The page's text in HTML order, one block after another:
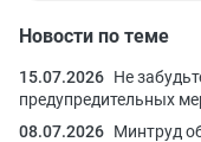
Новости по теме
15.07.2026 Не
предупредительных
08.07.2026 Минтруд